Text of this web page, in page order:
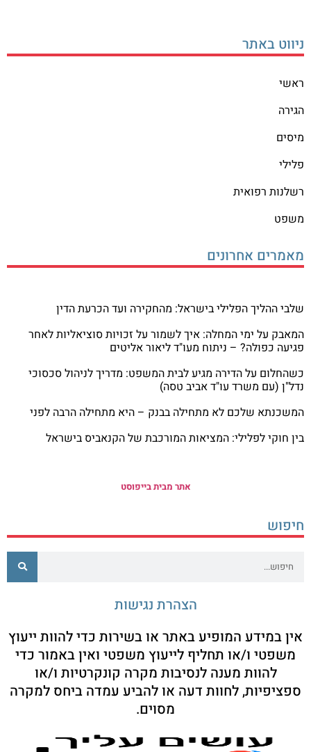
ניווט באתר
ראשי
הגירה
מיסים
פלילי
רשלנות רפואית
משפט
מאמרים אחרונים
שלבי ההליך הפלילי בישראל: מהחקירה ועד הכרעת הדין
המאבק על ימי המחלה: איך לשמור על זכויות סוציאליות לאחר
פגיעה כפולה? – ניתוח מעו"ד ליאור אליטים
כשהחלום על הדירה מגיע לבית המשפט: מדריך לניהול סכסוכי
נדל"ן (עם משרד עו"ד אביב טסה)
המשכנתא שלכם לא מתחילה בבנק – היא מתחילה הרבה לפני
בין חוקי לפלילי: המציאות המורכבת של הקנאביס בישראל
אתר מבית בייפוסט
חיפוש
הצהרת נגישות
אין במידע המופיע באתר או בשירות כדי להוות ייעוץ
משפטי ו/או תחליף לייעוץ משפטי ואין באמור כדי
להוות מענה לנסיבות מקרה קונקרטיות ו/או
ספציפיות, לחוות דעה או להביע עמדה ביחס למקרה
מסוים.